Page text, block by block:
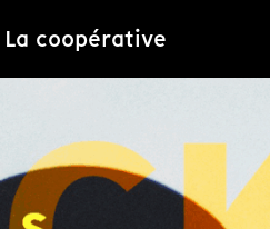
La coopérative